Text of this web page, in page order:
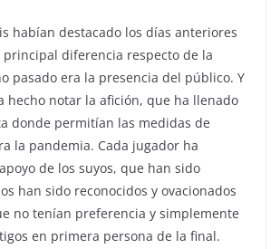
habían destacado los días anteriores
diferencia respecto de la
pasado era la presencia del público. Y
hecho notar la afición, que ha llenado
donde permitían las medidas de
la pandemia. Cada jugador ha
de los suyos, que han sido
han sido reconocidos y ovacionados
no tenían preferencia y simplemente
en primera persona de la final.